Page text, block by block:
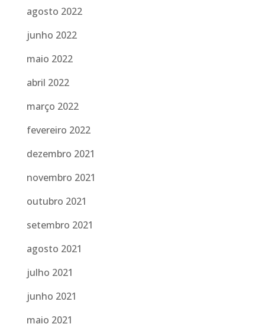
agosto 2022
junho 2022
maio 2022
abril 2022
março 2022
fevereiro 2022
dezembro 2021
novembro 2021
outubro 2021
setembro 2021
agosto 2021
julho 2021
junho 2021
maio 2021